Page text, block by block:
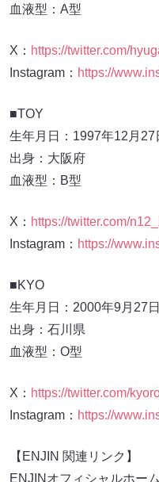
血液型：A型
X： https://twitter.com/
Instagram： https://
■TOY
生年月日：1997年12月
出身：大阪府
血液型：B型
X： https://twitter.com/
Instagram： https://
■KYO
生年月日：2000年9月27
出身：石川県
血液型：O型
X： https://twitter.com/
Instagram： https://
【ENJIN 関連リンク】
ENJINオフィシャルホー